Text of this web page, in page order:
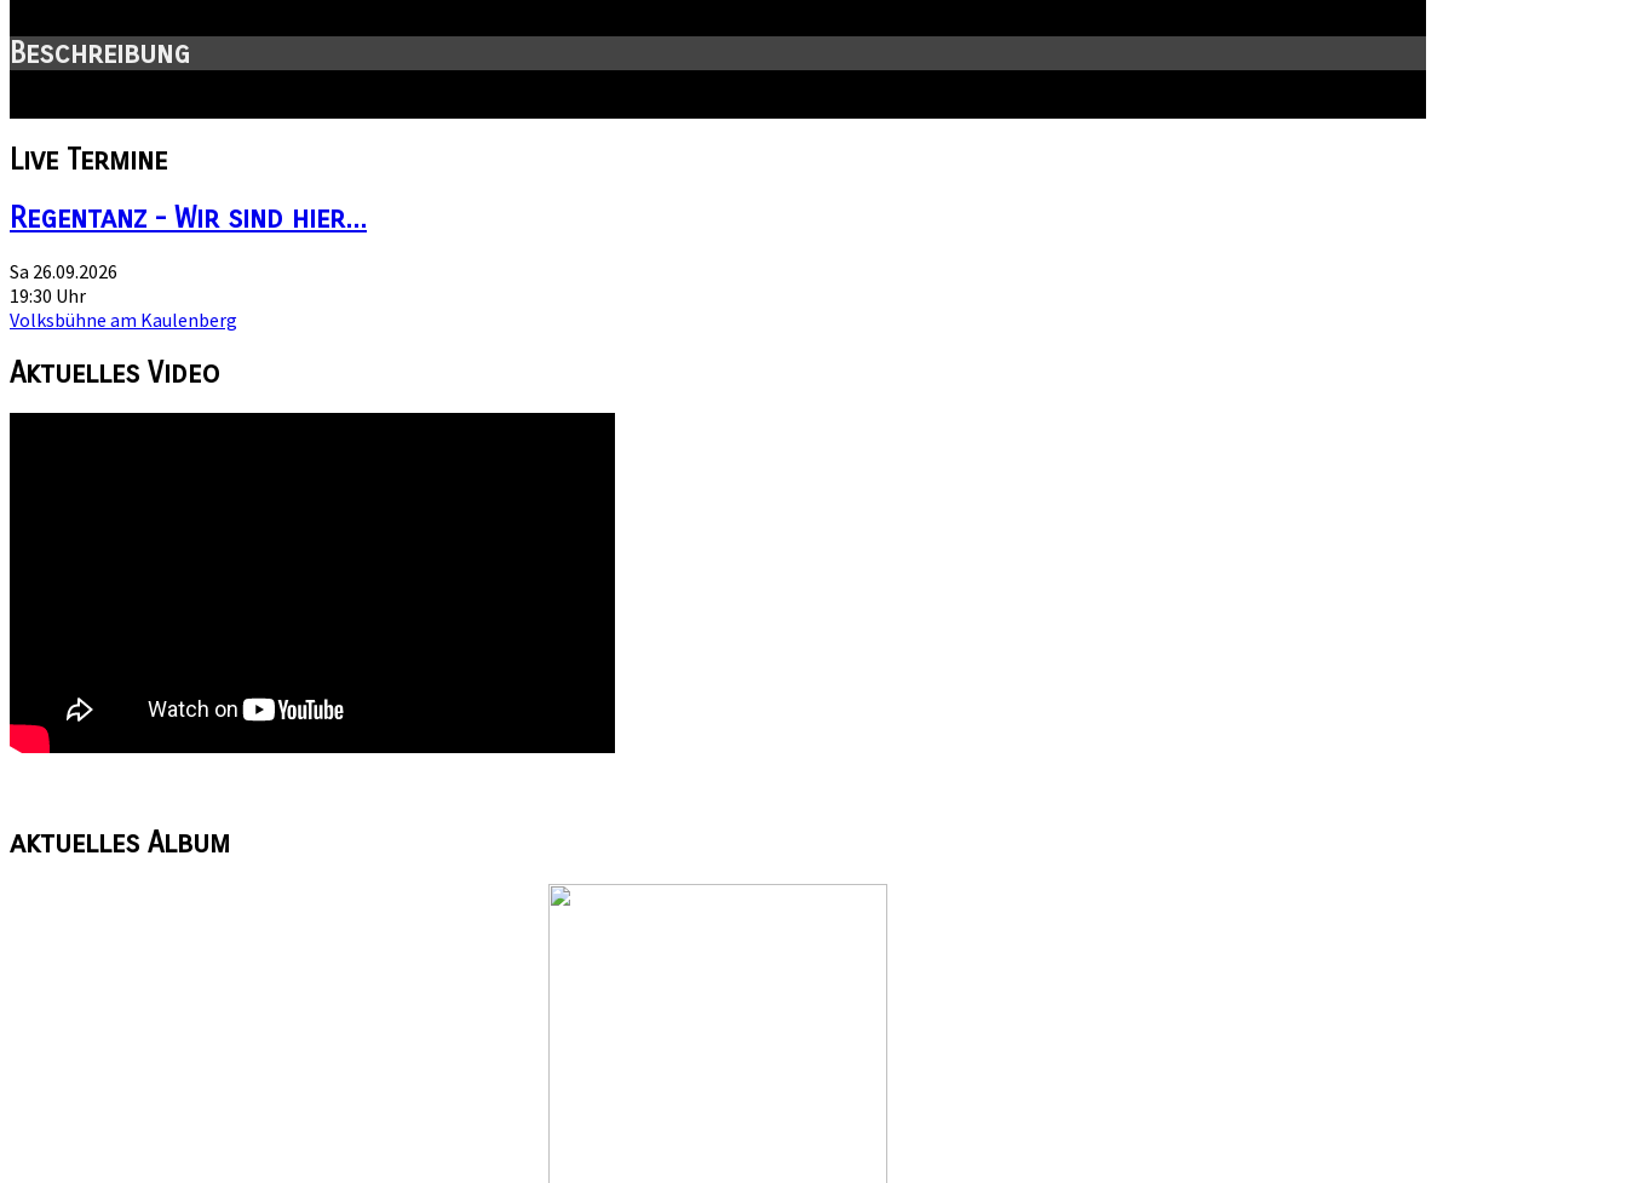
Beschreibung
Live Termine
Regentanz - Wir sind hier...
Sa 26.09.2026
19:30 Uhr
Volksbühne am Kaulenberg
Aktuelles Video
aktuelles Album